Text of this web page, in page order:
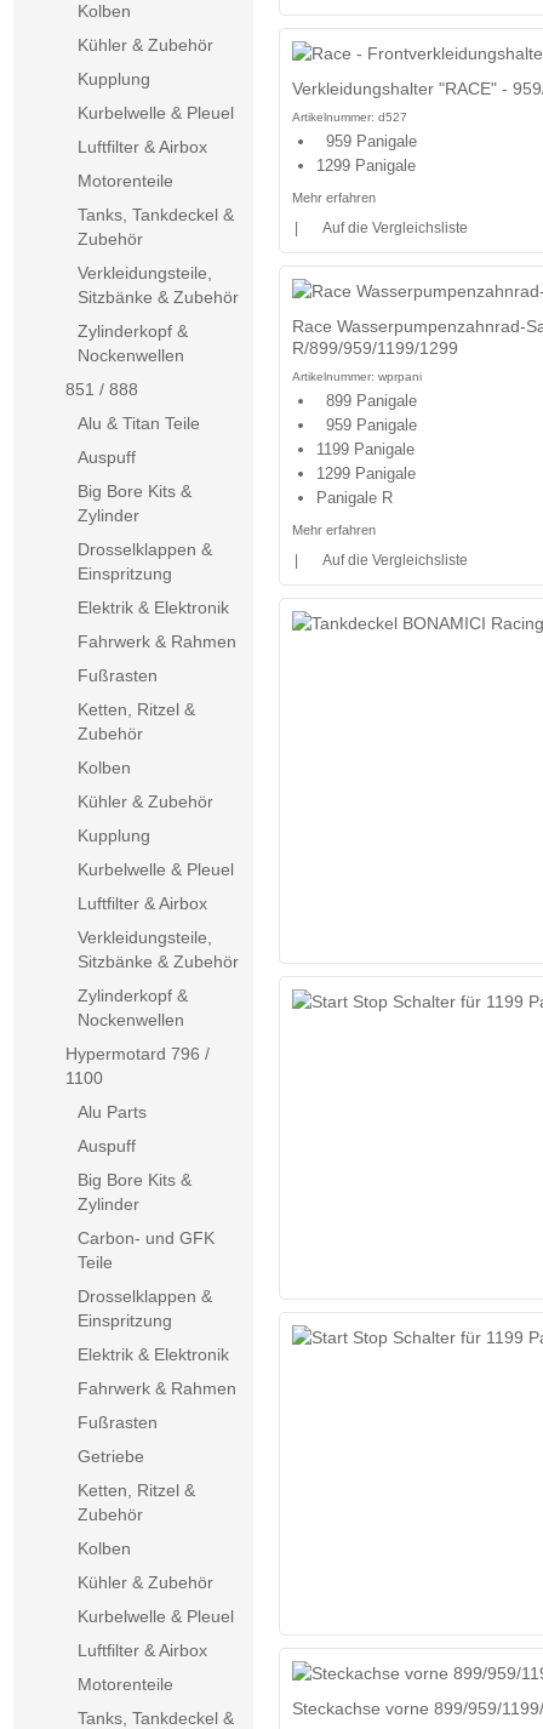
Verkleidungshalter "RACE" -
Artikelnummer: d527
959 Panigale
1299 Panigale
Mehr erfahren
Auf die Vergleichsliste
Race Wasserpumpenzahnrad-
R/899/959/1199/1299
Artikelnummer: wprpani
899 Panigale
959 Panigale
1199 Panigale
1299 Panigale
Panigale R
Mehr erfahren
Auf die Vergleichsliste
Steckachse vorne 899/959/
Kolben
Kühler & Zubehör
Kupplung
Kurbelwelle & Pleuel
Luftfilter & Airbox
Motorenteile
Tanks, Tankdeckel &
Zubehör
Verkleidungsteile,
Sitzbänke & Zubehör
Zylinderkopf &
Nockenwellen
851 / 888
Alu & Titan Teile
Auspuff
Big Bore Kits &
Zylinder
Drosselklappen &
Einspritzung
Elektrik & Elektronik
Fahrwerk & Rahmen
Fußrasten
Ketten, Ritzel &
Zubehör
Kolben
Kühler & Zubehör
Kupplung
Kurbelwelle & Pleuel
Luftfilter & Airbox
Verkleidungsteile,
Sitzbänke & Zubehör
Zylinderkopf &
Nockenwellen
Hypermotard 796 /
1100
Alu Parts
Auspuff
Big Bore Kits &
Zylinder
Carbon- und GFK
Teile
Drosselklappen &
Einspritzung
Elektrik & Elektronik
Fahrwerk & Rahmen
Fußrasten
Getriebe
Ketten, Ritzel &
Zubehör
Kolben
Kühler & Zubehör
Kurbelwelle & Pleuel
Luftfilter & Airbox
Motorenteile
Tanks, Tankdeckel &